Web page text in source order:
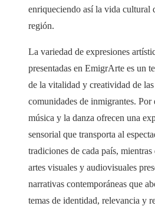
enriqueciendo así la vida cultural
región.
La variedad de expresiones
presentadas en EmigrArte es un
de la vitalidad y creatividad de las
comunidades de inmigrantes. Por
música y la danza ofrecen una
sensorial que transporta al
tradiciones de cada país, mientras
artes visuales y audiovisuales
narrativas contemporáneas que
temas de identidad, relevancia y